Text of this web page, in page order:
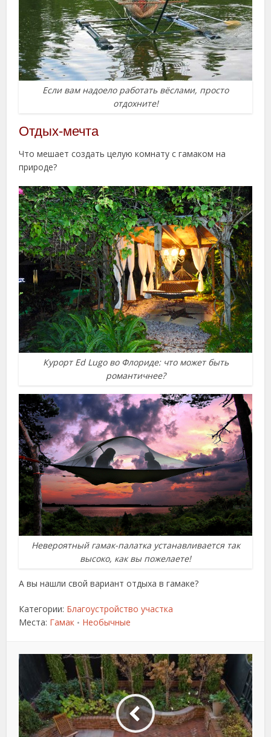
Если вам надоело работать вёслами, просто
отдохните!
Отдых-мечта
Что мешает создать целую комнату с гамаком на
природе?
Курорт Ed Lugo во Флориде: что может быть
романтичнее?
Невероятный гамак-палатка устанавливается так
высоко, как вы пожелаете!
А вы нашли свой вариант отдыха в гамаке?
Категории: Благоустройство участка
Места: Гамак • Необычные